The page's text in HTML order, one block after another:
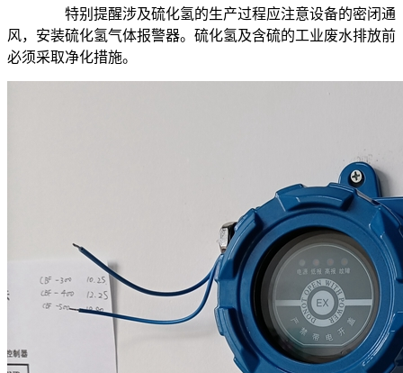
特别提醒涉及硫化氢的生产过程应注意设备的密闭通
风，安装硫化氢气体报警器。硫化氢及含硫的工业废水排放前
必须采取净化措施。